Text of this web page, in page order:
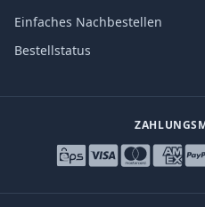
Einfaches Nachbestellen
Bestellstatus